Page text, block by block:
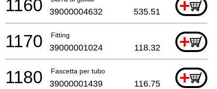
+
1160 39000004632 535.51
Fitting +
1170 39000001024 118.32
Fascetta per tubo +
1180 39000001439 116.75